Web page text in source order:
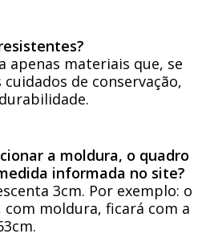
apenas materiais que, se
de conservação,
a moldura, o quadro
informada no site?
3cm. Por exemplo: o
com moldura, ficará com a